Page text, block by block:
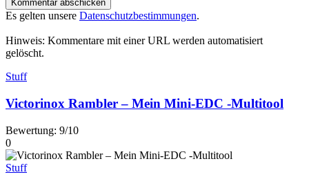
Es gelten unsere Datenschutzbestimmungen.
Hinweis: Kommentare mit einer URL werden automatisiert
gelöscht.
Stuff
Victorinox Rambler – Mein Mini-EDC -Multitool
Bewertung: 9/10
0
Stuff